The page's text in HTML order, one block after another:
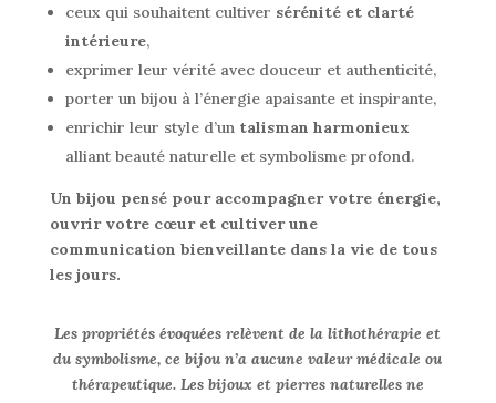
ceux qui souhaitent cultiver sérénité et clarté
intérieure,
exprimer leur vérité avec douceur et authenticité,
porter un bijou à l’énergie apaisante et inspirante,
enrichir leur style d’un talisman harmonieux
alliant beauté naturelle et symbolisme profond.
Un bijou pensé pour accompagner votre énergie,
ouvrir votre cœur et cultiver une
communication bienveillante dans la vie de tous
les jours.
Les propriétés évoquées relèvent de la lithothérapie et
du symbolisme, ce bijou n’a aucune valeur médicale ou
thérapeutique. Les bijoux et pierres naturelles ne